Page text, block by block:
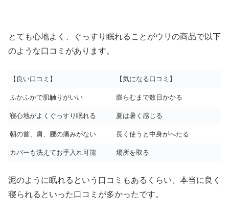
とても心地よく、ぐっすり眠れることがウリの商品で以下
のような口コミがあります。
【良い口コミ】 【気になる口コミ】
ふかふかで肌触りがいい 膨らむまで数日かかる
寝心地がよくぐっすり眠れる 夏は暑く感じる
朝の首、肩、腰の痛みがない 長く使うと中身がへたる
カバーも洗えてお手入れ可能 場所を取る
泥のように眠れるという口コミもあるくらい、本当に良く
寝られるといった口コミが多かったです。